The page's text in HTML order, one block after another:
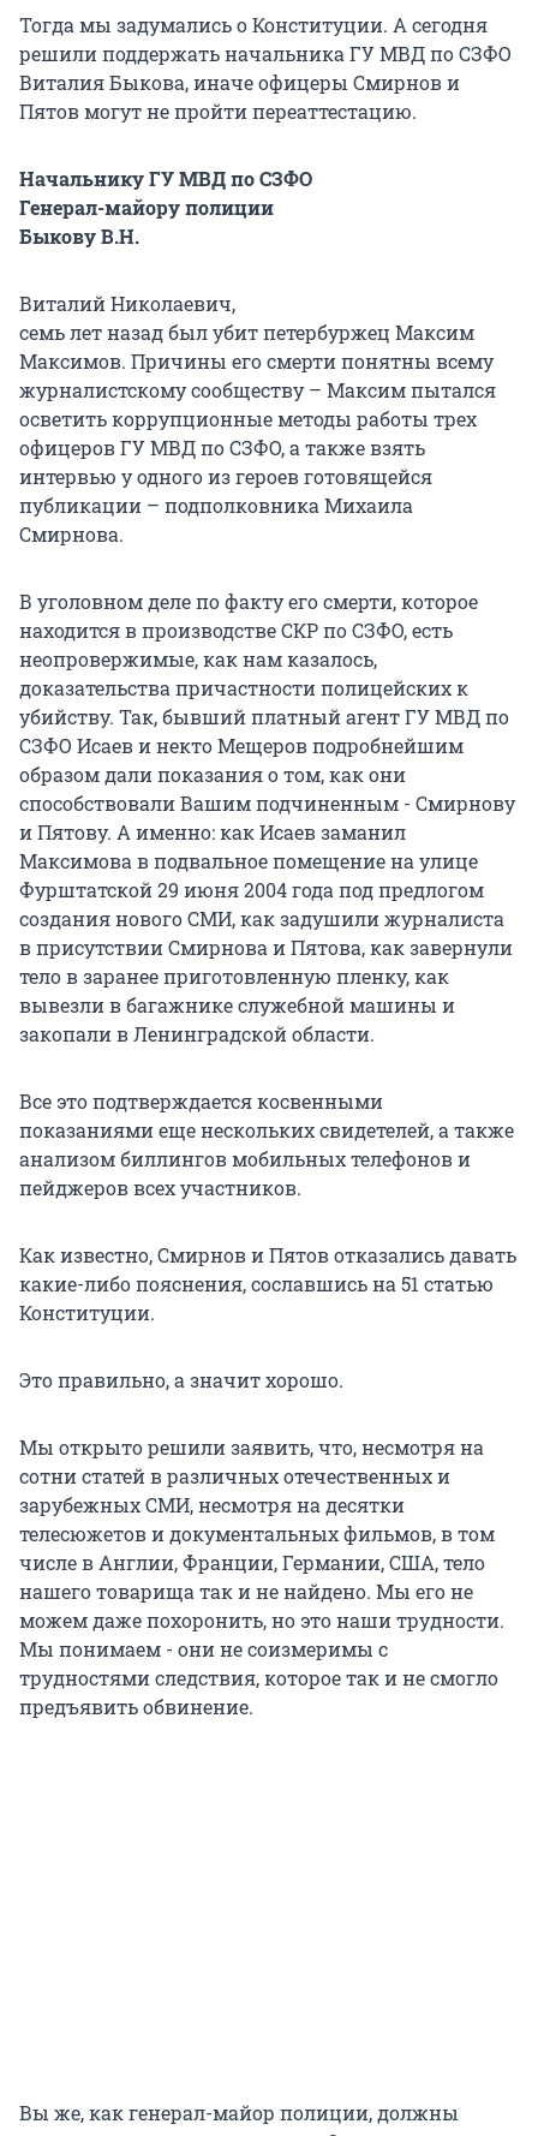
Тогда мы задумались о Конституции. А сегодня
решили поддержать начальника ГУ МВД по СЗФО
Виталия Быкова, иначе офицеры Смирнов и
Пятов могут не пройти переаттестацию.
Начальнику ГУ МВД по СЗФО
Генерал-майору полиции
Быкову В.Н.
Виталий Николаевич,
семь лет назад был убит петербуржец Максим
Максимов. Причины его смерти понятны всему
журналистскому сообществу – Максим пытался
осветить коррупционные методы работы трех
офицеров ГУ МВД по СЗФО, а также взять
интервью у одного из героев готовящейся
публикации – подполковника Михаила
Смирнова.
В уголовном деле по факту его смерти, которое
находится в производстве СКР по СЗФО, есть
неопровержимые, как нам казалось,
доказательства причастности полицейских к
убийству. Так, бывший платный агент ГУ МВД по
СЗФО Исаев и некто Мещеров подробнейшим
образом дали показания о том, как они
способствовали Вашим подчиненным - Смирнову
и Пятову. А именно: как Исаев заманил
Максимова в подвальное помещение на улице
Фурштатской 29 июня 2004 года под предлогом
создания нового СМИ, как задушили журналиста
в присутствии Смирнова и Пятова, как завернули
тело в заранее приготовленную пленку, как
вывезли в багажнике служебной машины и
закопали в Ленинградской области.
Все это подтверждается косвенными
показаниями еще нескольких свидетелей, а также
анализом биллингов мобильных телефонов и
пейджеров всех участников.
Как известно, Смирнов и Пятов отказались давать
какие-либо пояснения, сославшись на 51 статью
Конституции.
Это правильно, а значит хорошо.
Мы открыто решили заявить, что, несмотря на
сотни статей в различных отечественных и
зарубежных СМИ, несмотря на десятки
телесюжетов и документальных фильмов, в том
числе в Англии, Франции, Германии, США, тело
нашего товарища так и не найдено. Мы его не
можем даже похоронить, но это наши трудности.
Мы понимаем - они не соизмеримы с
трудностями следствия, которое так и не смогло
предъявить обвинение.
Вы же, как генерал-майор полиции, должны